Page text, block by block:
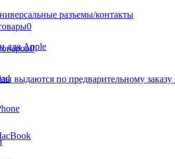
0
0
выдаются по предварительному заказу
разъемы/контакты
для Apple